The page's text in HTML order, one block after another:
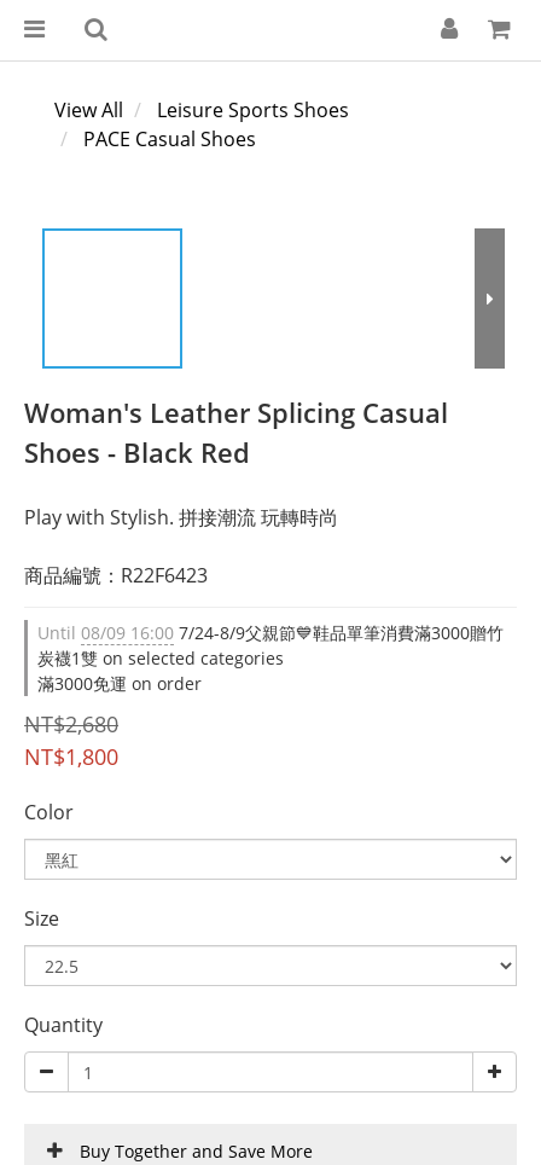
View All
Leisure Sports Shoes
PACE Casual Shoes
Woman's Leather Splicing Casual
Shoes - Black Red
Play with Stylish. 拼接潮流 玩轉時尚
商品編號：R22F6423
Until 08/09 16:00 7/24-8/9父親節💙鞋品單筆消費滿3000贈竹
炭襪1雙 on selected categories
滿3000免運 on order
NT$2,680
NT$1,800
Color
Size
Quantity
Buy Together and Save More